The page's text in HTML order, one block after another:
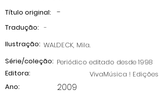
Título original:
-
Tradução: -
Ilustração: WALDECK, Mila.
Série/coleção: Periódico editado desde 1998
VivaMúsica ! Edições
Editora:
2009
Ano: